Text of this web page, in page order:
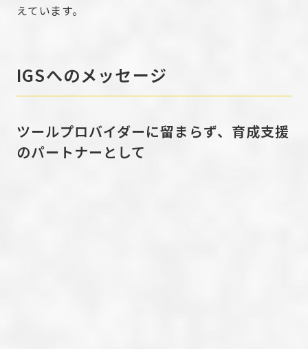
えています。
IGSへのメッセージ
ツールプロバイダーに留まらず、育成支援
のパートナーとして